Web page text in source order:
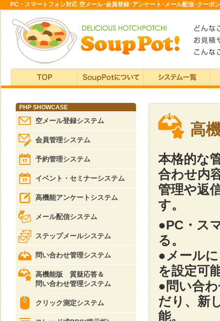
PC・スマートフォン対応 空メール･会員登録･アンケート･メール配信･クー
TOP SoupPotについて システム一覧 カ
PHP SHOWCASE
空メール登録システム
会員管理システム
予約管理システム
イベント・セミナーシステム
高機能アンケートシステム
メール配信システム
ステップメールシステム
問い合わせ管理システム
高機能版 質疑応答＆
問い合わせ管理システム
クリック測定システム
高
本格的な
合わせ内
管理や返
す。
●PC・ス
る。
●メール
を設定可
●問い合
だり、新
能。